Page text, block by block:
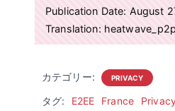
Publication Date: August
Translation: heatwave_p2p
カテゴリー: PRIVACY
タグ: E2EE France